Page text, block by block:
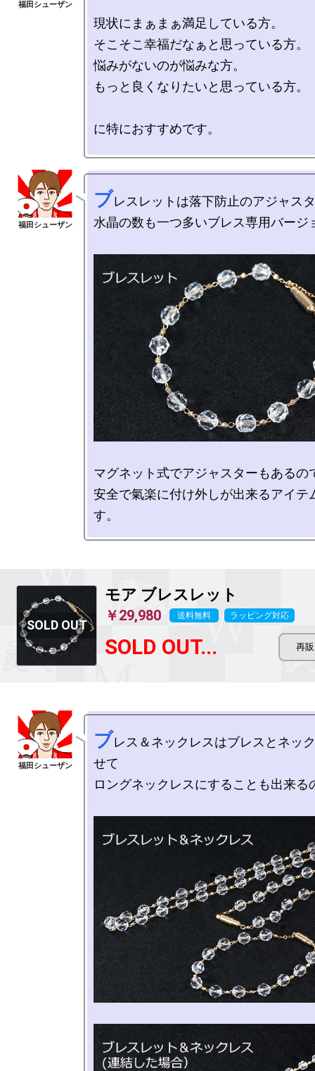
現状にまぁまぁ満足している方。
そこそこ幸福だなぁと思っている方。
悩みがないのが悩みな方。
もっと良くなりたいと思っている方。
に特におすすめです。
ブレスレットは落下防止のアジャス
水晶の数も一つ多いブレス専用バージ
マグネット式でアジャスターもあるの
安全で氣楽に付け外しが出来るアイテ
モア ブレスレット
￥29,980 送料無料 ラッピング対応
SOLD OUT...
ブレス＆ネックレスはブレスとネッ
せて
ロングネックレスにすることも出来る